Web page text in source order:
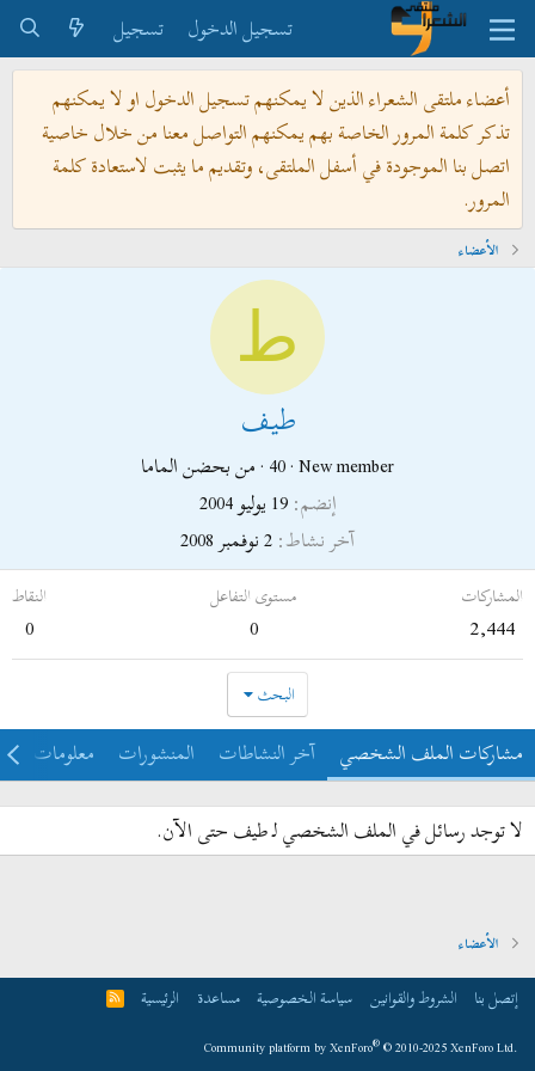
تسجيل الدخول
تسجيل
أعضاء ملتقى الشعراء الذين لا يمكنهم تسجيل الدخول او لا يمكنهم
تذكر كلمة المرور الخاصة بهم يمكنهم التواصل معنا من خلال خاصية
اتصل بنا الموجودة في أسفل الملتقى، وتقديم ما يثبت لاستعادة كلمة
المرور.
الأعضاء
ط
طيف
New member
·
·منبحضن الماما
إنضم 19 يوليو 2004
آخر نشاط 2 نوفمبر 2008
المشاركات
2,444
مستوى التفاعل
0
النقاط
0
البحث
مشاركات الملف الشخصي آخر النشاطات المنشورات معلومات
لا توجد رسائل في الملف الشخصي لـ طيف حتى الآن.
الأعضاء
إتصل بنا الشروط والقوانين سياسة الخصوصية مساعدة الرئيسية R
S
Community platform by XenForo®© 2010-2025 XenForo Ltd.